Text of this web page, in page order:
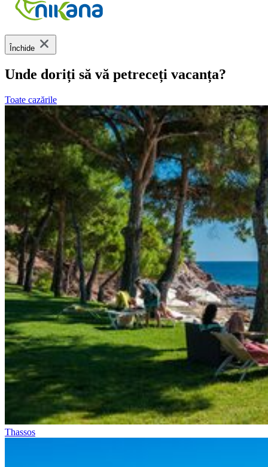
Închide
Unde doriți să vă petreceți vacanța?
Toate cazările
Thassos